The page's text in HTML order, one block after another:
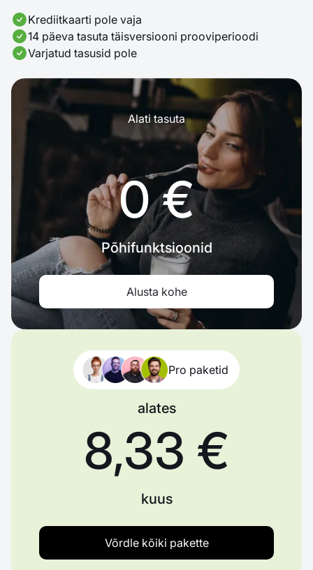
Krediitkaarti pole vaja
14 päeva tasuta täisversiooni prooviperioodi
Varjatud tasusid pole
Alati tasuta
0 €
Põhifunktsioonid
Alusta kohe
Pro paketid
alates
8,33 €
kuus
Võrdle kõiki pakette